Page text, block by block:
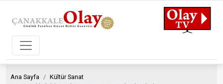
Ana Sayfa
Kültür Sanat